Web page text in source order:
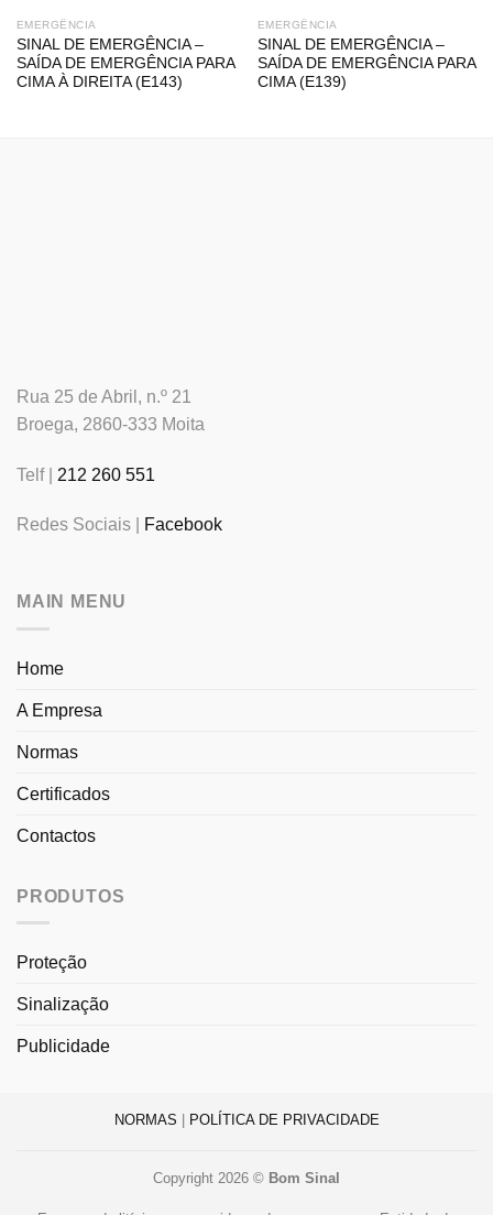
EMERGÊNCIA
SINAL DE EMERGÊNCIA –
SAÍDA DE EMERGÊNCIA PARA
CIMA À DIREITA (E143)
EMERGÊNCIA
SINAL DE EMERGÊNCIA –
SAÍDA DE EMERGÊNCIA PARA
CIMA (E139)
Rua 25 de Abril, n.º 21
Broega, 2860-333 Moita
Telf | 212 260 551
Redes Sociais | Facebook
MAIN MENU
Home
A Empresa
Normas
Certificados
Contactos
PRODUTOS
Proteção
Sinalização
Publicidade
NORMAS POLÍTICA DE PRIVACIDADE
Copyright 2026 © Bom Sinal